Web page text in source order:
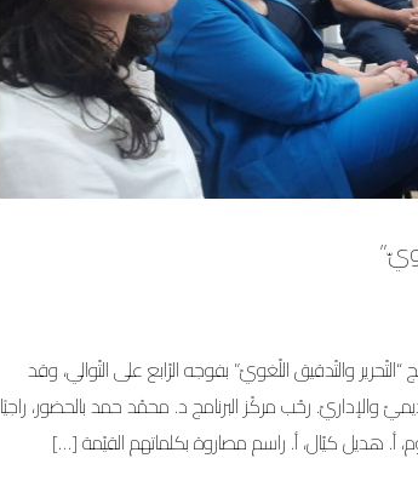
“التّحرير والتّدقيق اللّغويّ” بفوجه الرّابع على التّوالي، وقد
والإداريّ. رحّب مركّز البرنامج د. محمّد حمد بالحضور، راجيًا
أ. هديل كيّال، أ. راسم مصاروة بكلماتهم القيّمة […]